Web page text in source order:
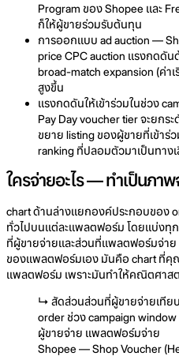
Program ของ Shopee และ
ก็ให้ผู้ขายร่วมรับต้นทุน
การออกแบบ ad auction —
price CPC auction แรงกดดั
broad-match expansion (ค่
สูงขึ้น
แรงกดดันให้เข้าร่วมในช่วง
Pay Day voucher tier จะยก
ขยาย listing ของผู้ขายที่เข้าร่
ranking ที่ปลอมตัวมาเป็นทาง
ใครจ่ายอะไร — ทำเป็นภา
chart ด้านล่างแยกองค์ประกอบของ
ทั่วไปบนแต่ละแพลตฟอร์ม โดยแบ่งทุ
ที่ผู้ขายจ่ายและส่วนที่แพลตฟอร์มจ่า
ของแพลตฟอร์มเอง มันคือ chart ที่คุ
แพลตฟอร์ม เพราะมันทำให้คณิตศาส
↳ สัดส่วนส่วนที่ผู้ขายจ่ายเที
order ช่วง campaign
ผู้ขายจ่าย แพลตฟอร์มจ่าย
Shopee — Shop Voucher